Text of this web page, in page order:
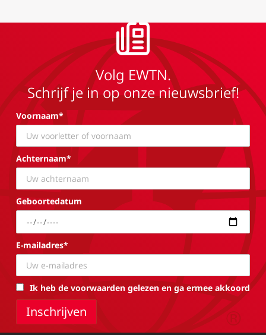
Volg EWTN.
Schrijf je in op onze nieuwsbrief!
Voornaam*
Achternaam*
Geboortedatum
E-mailadres*
Ik heb de voorwaarden gelezen en ga ermee akkoord